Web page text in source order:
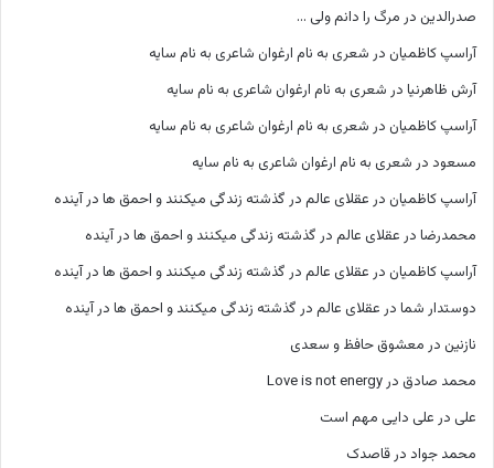
صدرالدین در مرگ را دانم ولی …
آراسپ کاظمیان در شعری به نام ارغوان شاعری به نام سایه
آرش ظاهرنیا در شعری به نام ارغوان شاعری به نام سایه
آراسپ کاظمیان در شعری به نام ارغوان شاعری به نام سایه
مسعود در شعری به نام ارغوان شاعری به نام سایه
آراسپ کاظمیان در عقلای عالم در گذشته زندگی میکنند و احمق ها در آینده
محمدرضا در عقلای عالم در گذشته زندگی میکنند و احمق ها در آینده
آراسپ کاظمیان در عقلای عالم در گذشته زندگی میکنند و احمق ها در آینده
دوستدار شما در عقلای عالم در گذشته زندگی میکنند و احمق ها در آینده
نازنین در معشوق حافظ و سعدی
محمد صادق درLove is not energy
علی در علی دایی مهم است
محمد جواد درقاصدک